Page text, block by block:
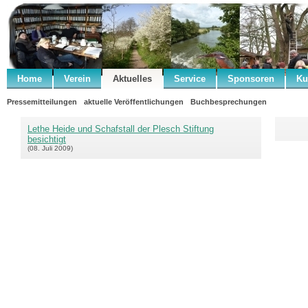
Home Verein Aktuelles Service Sponsoren
Pressemitteilungen aktuelle Veröffentlichungen Buchbesprechungen
Lethe Heide und Schafstall der Plesch Stiftung
besichtigt
(08. Juli 2009)